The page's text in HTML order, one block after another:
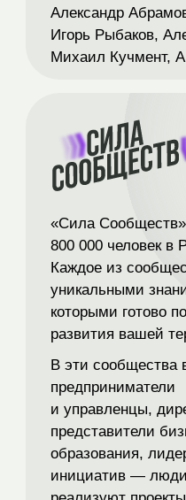
ШКОЛА-
ЧАСТЬ
В эти сообщества
предприниматели
инициатив — люди,
реализуют проекты
и создают устойчивые
развития городов и
развития вашей
НАШ